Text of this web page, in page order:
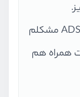
گویا مشکل از اینترنت همراه من بود. با ADSL مشکلم
همراه هم